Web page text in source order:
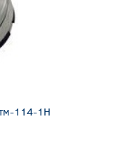
114-1Н